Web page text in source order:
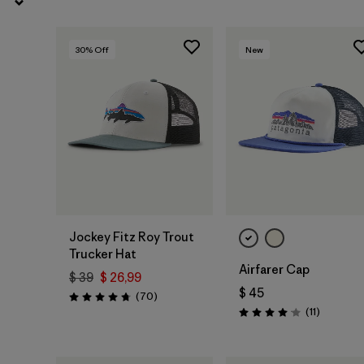
30% Off
Jockey Fitz Roy Trout
Trucker Hat
$ 39 $ 26,99
Valoración: 4.8 / 5
(70Comentarios
)
New
Airfarer Cap
$ 45
Valoración: 4.1 / 5
(11)